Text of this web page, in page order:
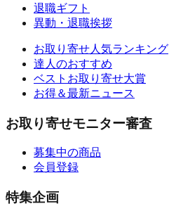
退職ギフト
異動・退職挨拶
お取り寄せ人気ランキング
達人のおすすめ
ベストお取り寄せ大賞
お得＆最新ニュース
お取り寄せモニター審査
募集中の商品
会員登録
特集企画